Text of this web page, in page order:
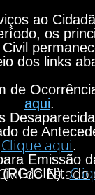
ao
os
dos links
de
aqui.
de
Clique aqui.
Emissão
(RG/CIN):
do Estado